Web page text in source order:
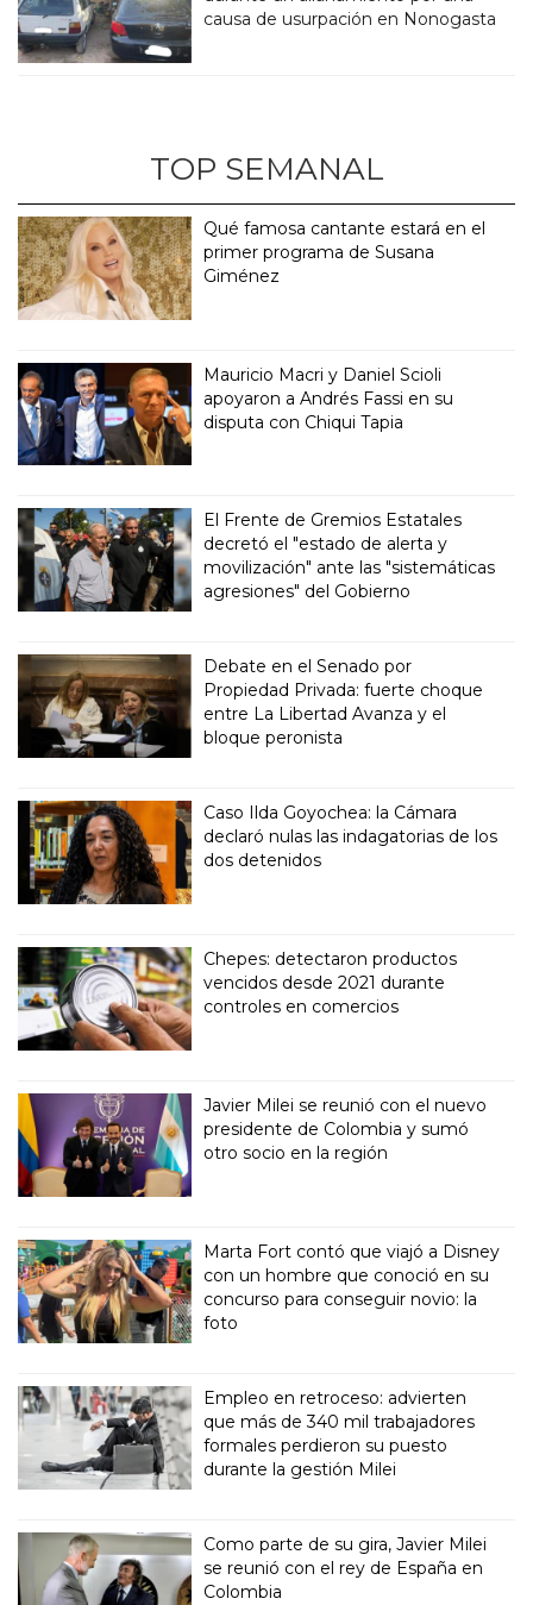
causa de usurpación en Nonogasta
TOP SEMANAL
Qué famosa cantante estará en el
primer programa de Susana
Giménez
Mauricio Macri y Daniel Scioli
apoyaron a Andrés Fassi en su
disputa con Chiqui Tapia
El Frente de Gremios Estatales
decretó el "estado de alerta y
movilización" ante las "sistemáticas
agresiones" del Gobierno
Debate en el Senado por
Propiedad Privada: fuerte choque
entre La Libertad Avanza y el
bloque peronista
Caso Ilda Goyochea: la Cámara
declaró nulas las indagatorias de los
dos detenidos
Chepes: detectaron productos
vencidos desde 2021 durante
controles en comercios
Javier Milei se reunió con el nuevo
presidente de Colombia y sumó
otro socio en la región
Marta Fort contó que viajó a Disney
con un hombre que conoció en su
concurso para conseguir novio: la
foto
Empleo en retroceso: advierten
que más de 340 mil trabajadores
formales perdieron su puesto
durante la gestión Milei
Como parte de su gira, Javier Milei
se reunió con el rey de España en
Colombia